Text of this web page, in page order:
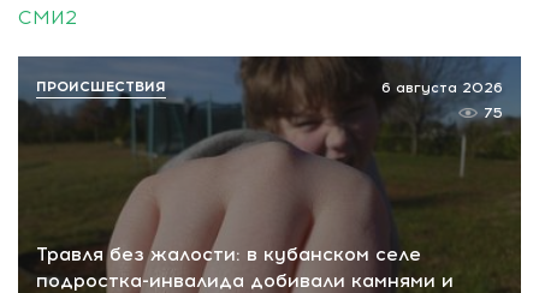
СМИ2
Травля без жалости: в кубанском селе
подростка-инвалида добивали камнями и
6 августа 2026
75
ПРОИСШЕСТВИЯ